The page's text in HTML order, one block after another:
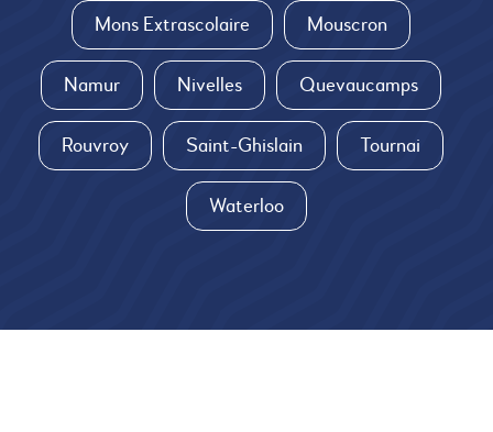
Mons Extrascolaire Mouscron
Namur Nivelles Quevaucamps
Rouvroy Saint-Ghislain Tournai
Waterloo